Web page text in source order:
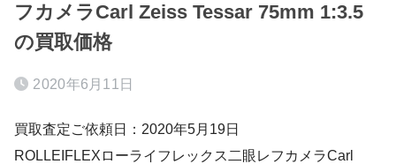
フカメラCarl Zeiss Tessar 75mm 1:3.5
の買取価格
2020年6月11日
買取査定ご依頼日：2020年5月19日
ROLLEIFLEXローライフレックス二眼レフカメラCarl